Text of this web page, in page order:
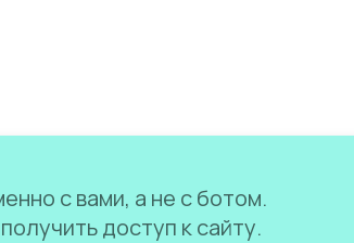
с вами, а не с ботом.
доступ к сайту.